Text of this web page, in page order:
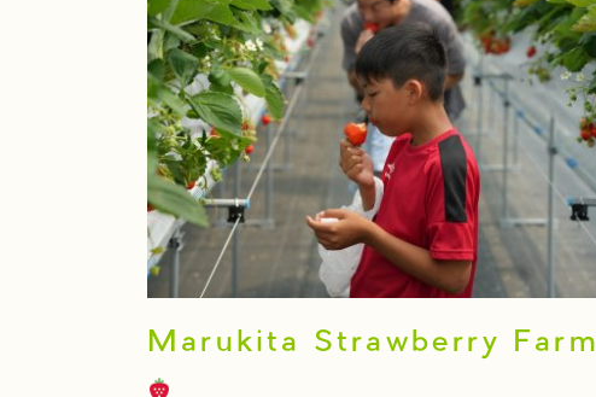
Marukita Strawberry Farm